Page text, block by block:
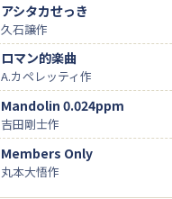
アシタカせっき
久石譲作
ロマン的楽曲
A.カペレッティ作
Mandolin 0.024ppm
吉田剛士作
Members Only
丸本大悟作